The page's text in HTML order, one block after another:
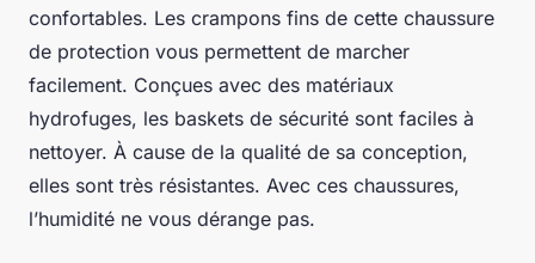
confortables. Les crampons fins de cette chaussure
de protection vous permettent de marcher
facilement. Conçues avec des matériaux
hydrofuges, les baskets de sécurité sont faciles à
nettoyer. À cause de la qualité de sa conception,
elles sont très résistantes. Avec ces chaussures,
l’humidité ne vous dérange pas.